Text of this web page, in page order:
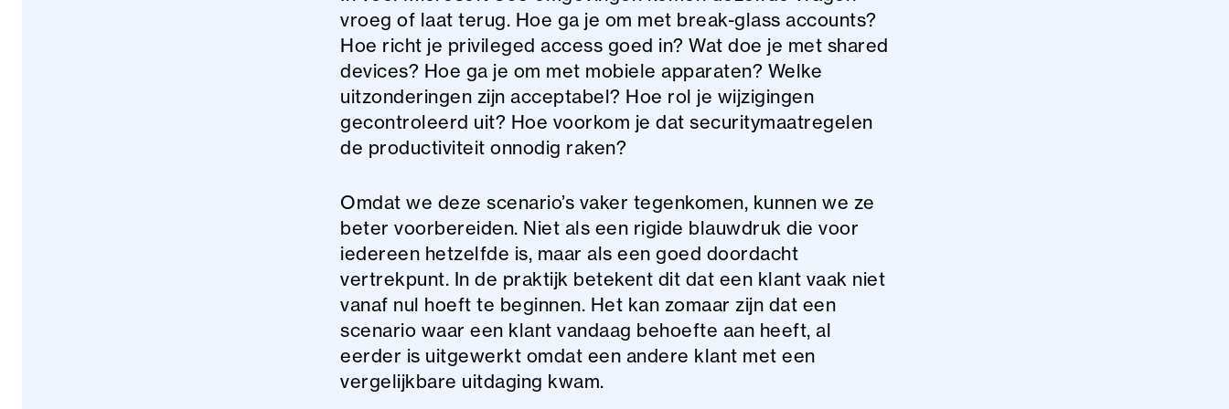
vroeg of laat terug. Hoe ga je om met break-glass accounts?
Hoe richt je privileged access goed in? Wat doe je met shared
devices? Hoe ga je om met mobiele apparaten? Welke
uitzonderingen zijn acceptabel? Hoe rol je wijzigingen
gecontroleerd uit? Hoe voorkom je dat securitymaatregelen
de productiviteit onnodig raken?
Omdat we deze scenario’s vaker tegenkomen, kunnen we ze
beter voorbereiden. Niet als een rigide blauwdruk die voor
iedereen hetzelfde is, maar als een goed doordacht
vertrekpunt. In de praktijk betekent dit dat een klant vaak niet
vanaf nul hoeft te beginnen. Het kan zomaar zijn dat een
scenario waar een klant vandaag behoefte aan heeft, al
eerder is uitgewerkt omdat een andere klant met een
vergelijkbare uitdaging kwam.